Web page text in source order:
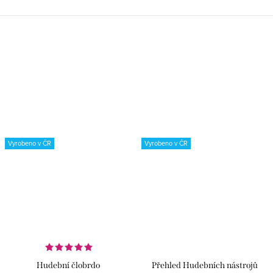
Vyrobeno v ČR
Hudební člobrdo
Vyrobeno v ČR
Přehled Hudebních nástrojů